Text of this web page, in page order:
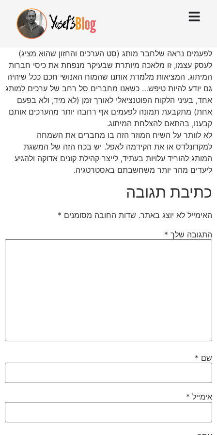
לפעמים נראה שלחבר מותג (סט הערכים והחזון שהוא מציג)
לעסק עצמו, זו מלאכה מיותרת שבעיקר מנפחת את כיסי חברות
המיתוג. המציאות מלמדת אותנו שהמוח האנושי חכם ככל שיהיה
גם יודע להיות טיפש… כשאנו מחברים סל רחב של ערכים למותג
אחד, בעיני הלקוח הפוטנציאלי לאורך זמן (לא מיד, ולא בפעם
אחת) מתקבעת תמונה לפעמים אף רחבה יותר מהערכים אותם
קבענו, בהתאם להצלחת המיתוג.
לא לוותר על השיח המוזר הזה בו מחברים את השמחה
למקדונלדס או את הקידמה לאפל. יש בכח הזה של המשגת
המותג להוריד עלויות בעתיד, לייצר קהילת קונים אדוקה ולהגיע
ליעדים מהר יותר משחשבתם באסטרטגיה.
כתיבת תגובה
האימייל לא יוצג באתר. שדות החובה מסומנים *
התגובה שלך *
שם *
אימייל *